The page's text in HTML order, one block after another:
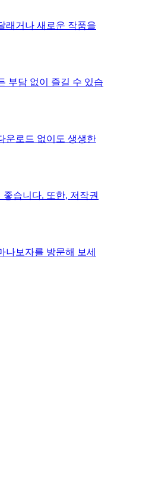
래거나 새로운 작품을
부담 없이 즐길 수 있습
운로드 없이도 생생한
습니다. 또한, 저작권
나보자를 방문해 보세